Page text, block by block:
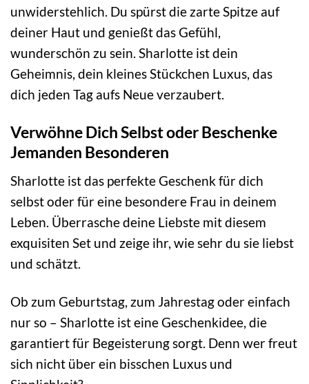
unwiderstehlich. Du spürst die zarte Spitze auf
deiner Haut und genießt das Gefühl,
wunderschön zu sein. Sharlotte ist dein
Geheimnis, dein kleines Stückchen Luxus, das
dich jeden Tag aufs Neue verzaubert.
Verwöhne Dich Selbst oder Beschenke
Jemanden Besonderen
Sharlotte ist das perfekte Geschenk für dich
selbst oder für eine besondere Frau in deinem
Leben. Überrasche deine Liebste mit diesem
exquisiten Set und zeige ihr, wie sehr du sie liebst
und schätzt.
Ob zum Geburtstag, zum Jahrestag oder einfach
nur so – Sharlotte ist eine Geschenkidee, die
garantiert für Begeisterung sorgt. Denn wer freut
sich nicht über ein bisschen Luxus und